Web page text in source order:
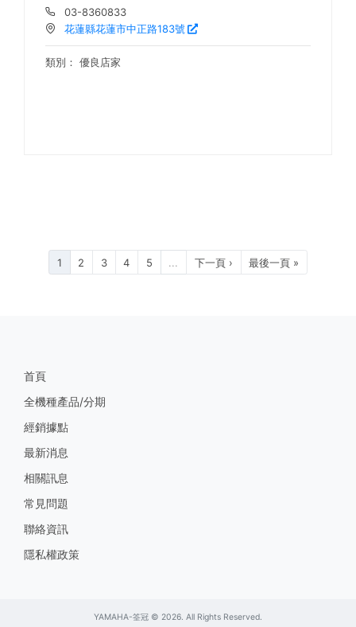
03-8360833
花蓮縣花蓮市中正路183號
類別： 優良店家
1 2 3 4 5 ... 下一頁 › 最後一頁 »
首頁
全機種產品/分期
經銷據點
最新消息
相關訊息
常見問題
聯絡資訊
隱私權政策
YAMAHA-筌冠 © 2026. All Rights Reserved.